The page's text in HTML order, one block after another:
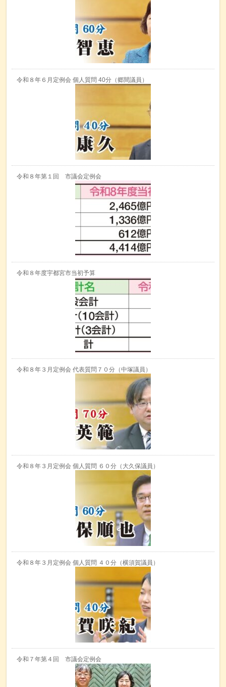
令和８年６月定例会 個人質問 40分（郷間議員）
令和８年第１回 市議会定例会
令和８年度宇都宮市当初予算
令和８年３月定例会 代表質問７０分（中塚議員）
令和８年３月定例会 個人質問 ６０分（大久保議員）
令和８年３月定例会 個人質問 ４０分（横須賀議員）
令和７年第４回 市議会定例会